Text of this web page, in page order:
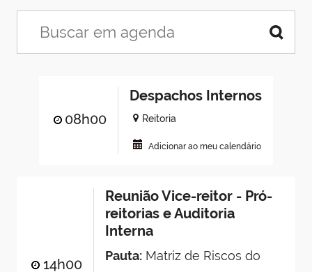
08h00
Despachos Internos
Reitoria
Adicionar ao meu calendário
14h00
Reunião Vice-reitor - Pró-
reitorias e Auditoria
Interna
Pauta:Matriz de Riscos do